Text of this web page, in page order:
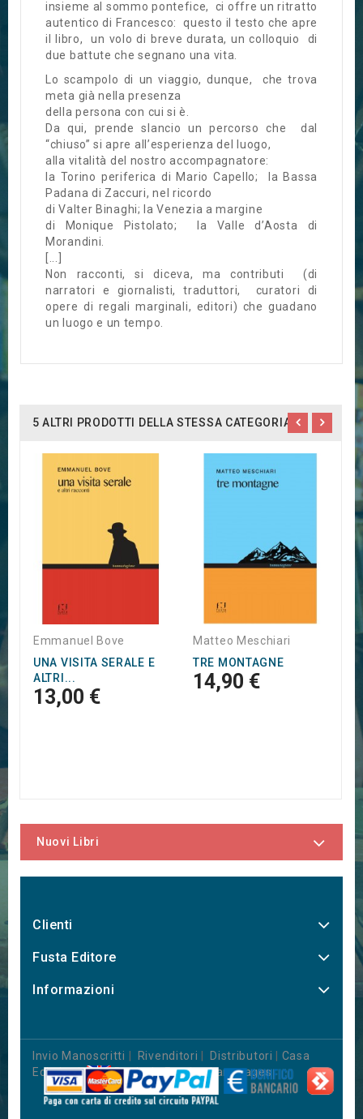
insieme al sommo pontefice, ci offre un ritratto
autentico di Francesco: questo il testo che apre
il libro, un volo di breve durata, un colloquio di
due battute che segnano una vita.
Lo scampolo di un viaggio, dunque, che trova
meta già nella presenza
della persona con cui si è.
Da qui, prende slancio un percorso che dal
“chiuso” si apre all’esperienza del luogo,
alla vitalità del nostro accompagnatore:
la Torino periferica di Mario Capello; la Bassa
Padana di Zaccuri, nel ricordo
di Valter Binaghi; la Venezia a margine
di Monique Pistolato; la Valle d’Aosta di
Morandini.
[...]
Non racconti, si diceva, ma contributi (di
narratori e giornalisti, traduttori, curatori di
opere di regali marginali, editori) che guadano
un luogo e un tempo.
5 ALTRI PRODOTTI DELLA STESSA CATEGORIA:
Emmanuel Bove
UNA VISITA SERALE E
ALTRI...
13,00 €
Matteo Meschiari
TRE MONTAGNE
14,90 €
Nuovi Libri
Clienti
Fusta Editore
Informazioni
Invio Manoscritti Rivenditori Distributori
Casa
Editrice| Books in Foreign Languages